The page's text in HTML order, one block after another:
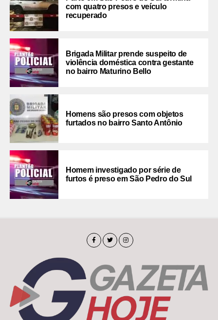
com quatro presos e veículo
recuperado
Brigada Militar prende suspeito de
violência doméstica contra gestante
no bairro Maturino Bello
Homens são presos com objetos
furtados no bairro Santo Antônio
Homem investigado por série de
furtos é preso em São Pedro do Sul